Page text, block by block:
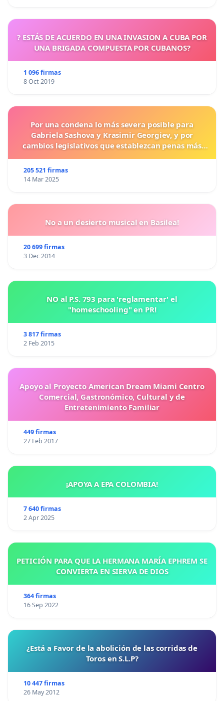
? ESTÁS DE ACUERDO EN UNA INVASION A CUBA POR
UNA BRIGADA COMPUESTA POR CUBANOS?
1 096 firmas
8 Oct 2019
Por una condena lo más severa posible para
Gabriela Sashova y Krasimir Georgiev, y por
cambios legislativos que establezcan penas más
205 521 firmas
14 Mar 2025
No a un desierto musical en Basilea!
20 699 firmas
3 Dec 2014
NO al P.S. 793 para 'reglamentar' el
"homeschooling" en PR!
3 817 firmas
2 Feb 2015
Apoyo al Proyecto American Dream Miami Centro
Comercial, Gastronómico, Cultural y de
Entretenimiento Familiar
449 firmas
27 Feb 2017
¡APOYA A EPA COLOMBIA!
7 640 firmas
2 Apr 2025
PETICIÓN PARA QUE LA HERMANA MARÍA EPHREM SE
CONVIERTA EN SIERVA DE DIOS
364 firmas
16 Sep 2022
¿Está a Favor de la abolición de las corridas de
Toros en S.L.P?
10 447 firmas
26 May 2012